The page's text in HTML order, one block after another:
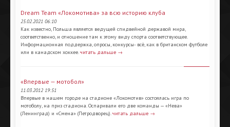
Dream Team «Локомотива» за всю историю клуба
25.02.2021 06:10
Как известно, Польша является ведущей спидвейной державой мира,
соответственно, и отношение там к этому виду спорта соответствующее.
Информационная поддержка, опросы, конкурсы- всё, как в британском футболе
или в канадском хоккее.читать дальше →
«Впервые — мотобол»
11.03.2012 19:51
Впервые в нашем городе на стадионе «Локомотив» состоялась игра по
мотоболу, на приз стадиона. Оспаривали его две команды — «Нева»
(Ленинград) и «Смена» (Петродворец).читать дальше →